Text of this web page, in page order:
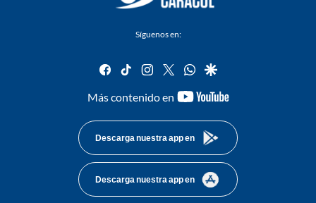
Síguenos en:
facebook
tiktok instagram
twitterwhatsapp
google
Más contenido en
youtube-
Descarga nuestra app en
Descarga nuestra app en